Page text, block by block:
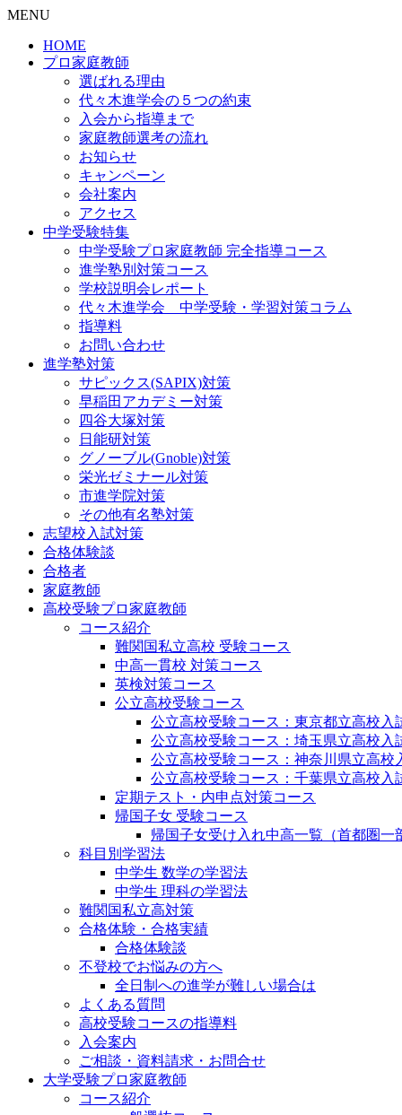
MENU
HOME
プロ家庭教師
選ばれる理由
代々木進学会の５つの約束
入会から指導まで
家庭教師選考の流れ
お知らせ
キャンペーン
会社案内
アクセス
中学受験特集
中学受験プロ家庭教師 完全指導コース
進学塾別対策コース
学校説明会レポート
代々木進学会 中学受験・学習対策コラム
指導料
お問い合わせ
進学塾対策
サピックス(SAPIX)対策
早稲田アカデミー対策
四谷大塚対策
日能研対策
グノーブル(Gnoble)対策
栄光ゼミナール対策
市進学院対策
その他有名塾対策
志望校入試対策
合格体験談
合格者
家庭教師
高校受験プロ家庭教師
コース紹介
難関国私立高校 受験コース
中高一貫校 対策コース
英検対策コース
公立高校受験コース
公立高校受験コース：東京都立高校入
公立高校受験コース：埼玉県立高校入
公立高校受験コース：神奈川県立高校
公立高校受験コース：千葉県立高校入
定期テスト・内申点対策コース
帰国子女 受験コース
帰国子女受け入れ中高一覧（首都圏一
科目別学習法
中学生 数学の学習法
中学生 理科の学習法
難関国私立高対策
合格体験・合格実績
合格体験談
不登校でお悩みの方へ
全日制への進学が難しい場合は
よくある質問
高校受験コースの指導料
入会案内
ご相談・資料請求・お問合せ
大学受験プロ家庭教師
コース紹介